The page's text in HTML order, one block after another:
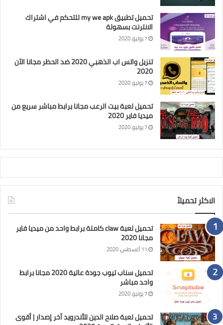
تحميل تطبيق my we apk للتحكم في اشتراك
الانترنت بسهولة
7 يوليو، 2020
تنزيل واتس اب الذهبي 2020 ضد الحظر مجانا الآن
2020
7 يوليو، 2020
تحميل لعبة بيت الرعب مجانا برابط مباشر سريع من
ميديا فاير 2020
7 يوليو، 2020
الاكثر تحميلاً
تحميل لعبة claw كاملة برابط واحد من ميديا فاير
مجانا 2020
11 أغسطس، 2020
تحميل سناب تيوب جودة عالية 2020 مجانا برابط
واحد مباشر
7 يوليو، 2020
تحميل لعبة صلاح الدين للأندرويد آخر إصدار | أقوى